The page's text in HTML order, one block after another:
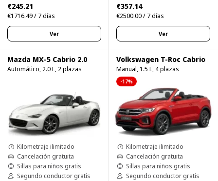
€245.21
€1716.49 / 7 días
Ver
€357.14
€2500.00 / 7 días
Ver
Mazda MX-5 Cabrio 2.0
Automático, 2.0 L, 2 plazas
Kilometraje ilimitado
Cancelación gratuita
Sillas para niños gratis
Segundo conductor gratis
Volkswagen T-Roc Cabrio
Manual, 1.5 L, 4 plazas
-17%
Kilometraje ilimitado
Cancelación gratuita
Sillas para niños gratis
Segundo conductor gratis